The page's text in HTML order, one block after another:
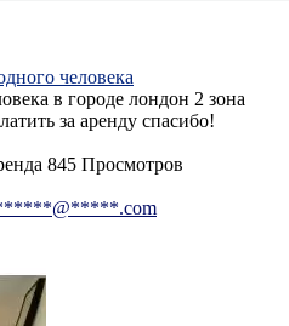
человека
в городе лондон 2 зона
за аренду спасибо!
845 Просмотров